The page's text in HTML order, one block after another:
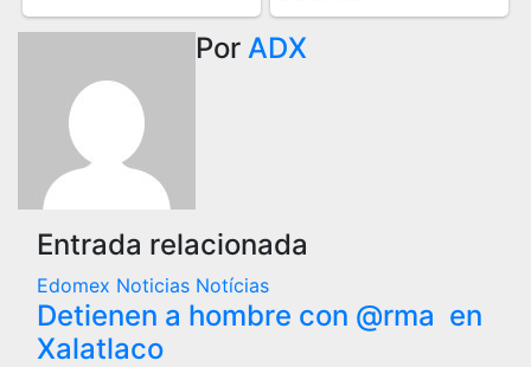
Por ADX
Entrada relacionada
Edomex Noticias Notícias
Detienen a hombre con @rma en
Xalatlaco